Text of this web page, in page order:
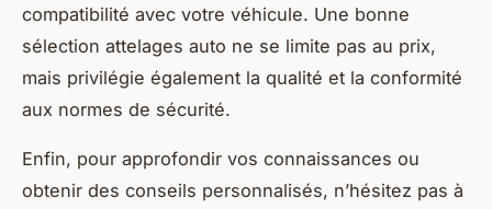
compatibilité avec votre véhicule. Une bonne
sélection attelages auto ne se limite pas au prix,
mais privilégie également la qualité et la conformité
aux normes de sécurité.
Enfin, pour approfondir vos connaissances ou
obtenir des conseils personnalisés, n’hésitez pas à